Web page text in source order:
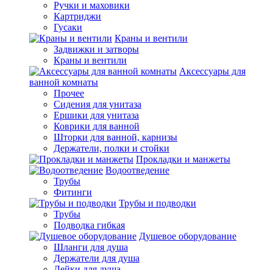
Ручки и маховики
Картриджи
Гусаки
Краны и вентили
Задвижки и затворы
Краны и вентили
Аксессуары для
ванной комнаты
Прочее
Сидения для унитаза
Ершики для унитаза
Коврики для ванной
Шторки для ванной, карнизы
Держатели, полки и стойки
Прокладки и манжеты
Водоотведение
Трубы
Фитинги
Трубы и подводки
Трубы
Подводка гибкая
Душевое оборудование
Шланги для душа
Держатели для душа